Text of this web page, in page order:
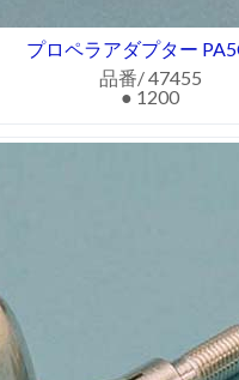
プロペラアダプター
品番/ 47455
● 1200